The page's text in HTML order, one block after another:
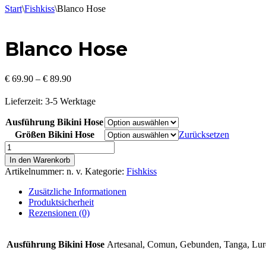
Start\Fishkiss\Blanco Hose
Blanco Hose
€ 69.90 – € 89.90
Lieferzeit: 3-5 Werktage
Ausführung Bikini Hose
Größen Bikini Hose
Zurücksetzen
Blanco
Hose
Menge
In den Warenkorb
Artikelnummer: n. v. Kategorie: Fishkiss
Zusätzliche Informationen
Produktsicherheit
Rezensionen (0)
Ausführung Bikini Hose Artesanal, Comun, Gebunden, Tanga,